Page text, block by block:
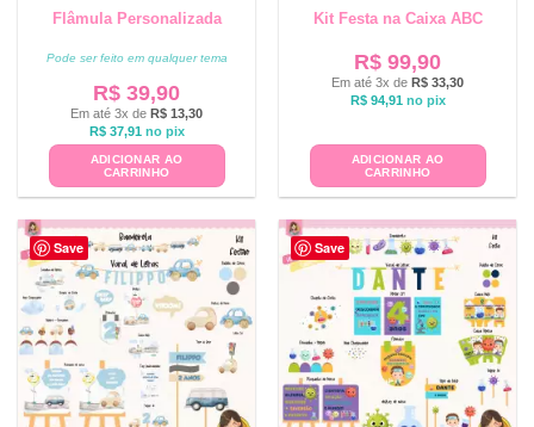
Flâmula Personalizada
Pode ser feito em qualquer tema
R$ 39,90
Em até 3x de R$ 13,30
R$37,91 no pix
ADICIONAR AO
CARRINHO
Kit Festa na Caixa ABC
R$ 99,90
Em até 3x de R$ 33,30
R$94,91 no pix
ADICIONAR AO
CARRINHO
Save Save